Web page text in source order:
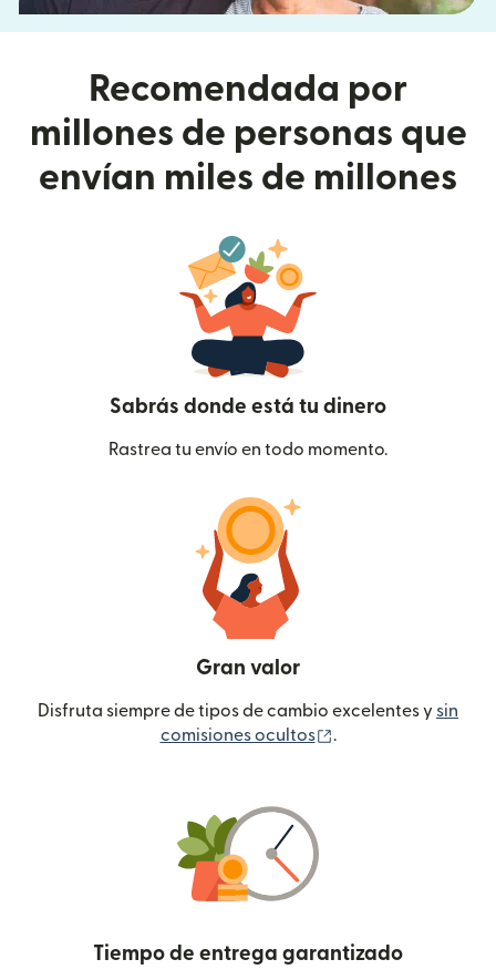
Recomendada por
millones de personas que
envían miles de millones
Sabrás donde está tu dinero
Rastrea tu envío en todo momento.
Gran valor
Disfruta siempre de tipos de cambio excelentes y sin
comisiones ocultos
.
Tiempo de entrega garantizado